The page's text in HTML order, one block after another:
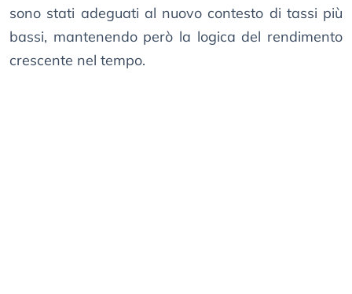
sono stati adeguati al nuovo contesto di tassi più
bassi, mantenendo però la logica del rendimento
crescente nel tempo.